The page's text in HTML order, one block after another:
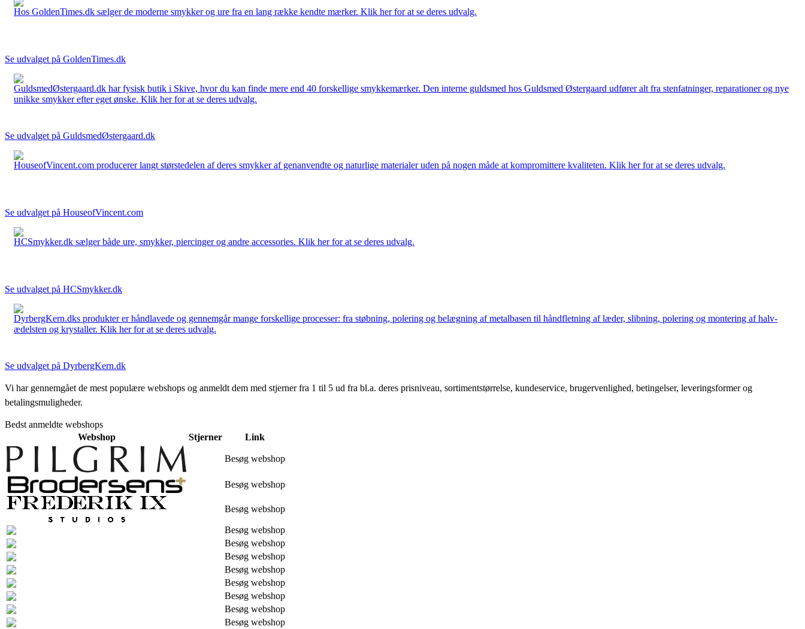
Hos GoldenTimes.dk sælger de moderne smykker og ure fra en lang række kendte mærker. Klik her for at se deres udvalg.
Se udvalget på GoldenTimes.dk
GuldsmedØstergaard.dk har fysisk butik i Skive, hvor du kan finde mere end 40 forskellige smykkemærker. Den interne guldsmed hos Guldsmed Østergaard udfører alt fra stenfatninger, reparationer og nye
unikke smykker efter eget ønske. Klik her for at se deres udvalg.
Se udvalget på GuldsmedØstergaard.dk
HouseofVincent.com producerer langt størstedelen af deres smykker af genanvendte og naturlige materialer uden på nogen måde at kompromittere kvaliteten. Klik her for at se deres udvalg.
Se udvalget på HouseofVincent.com
HCSmykker.dk sælger både ure, smykker, piercinger og andre accessories. Klik her for at se deres udvalg.
Se udvalget på HCSmykker.dk
DyrbergKern.dks produkter er håndlavede og gennemgår mange forskellige processer: fra støbning, polering og belægning af metalbasen til håndfletning af læder, slibning, polering og montering af halv-
ædelsten og krystaller. Klik her for at se deres udvalg.
Se udvalget på DyrbergKern.dk
Vi har gennemgået de mest populære webshops og anmeldt dem med stjerner fra 1 til 5 ud fra bl.a. deres prisniveau, sortimentstørrelse, kundeservice, brugervenlighed, betingelser, leveringsformer og
betalingsmuligheder.
Bedst anmeldte webshops
Webshop
Stjerner Link
Besøg webshop
Besøg webshop
Besøg webshop
Besøg webshop
Besøg webshop
Besøg webshop
Besøg webshop
Besøg webshop
Besøg webshop
Besøg webshop
Besøg webshop